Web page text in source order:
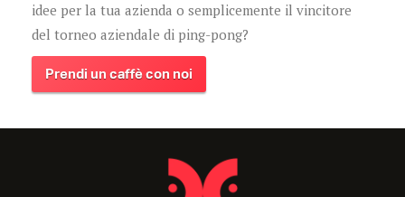
idee per la tua azienda o semplicemente il vincitore
del torneo aziendale di ping-pong?
Prendi un caffè con noi